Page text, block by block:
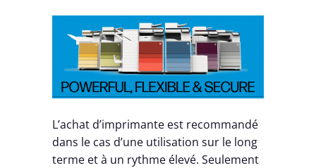
L’achat d’imprimante est recommandé
dans le cas d’une utilisation sur le long
terme et à un rythme élevé. Seulement